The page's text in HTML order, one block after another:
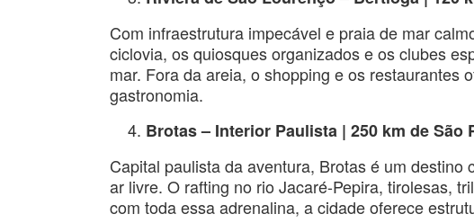
Com infraestrutura impecável e praia de mar
ciclovia, os quiosques organizados e os clubes
mar. Fora da areia, o shopping e os restaurantes
gastronomia.
Brotas – Interior Paulista | 250 km de São
Capital paulista da aventura, Brotas é um
ar livre. O rafting no rio Jacaré-Pepira, tirolesas,
com toda essa adrenalina, a cidade oferece